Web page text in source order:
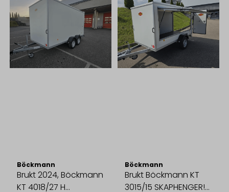
Böckmann
Brukt 2024, Böckmann
KT 4018/27 H
Böckmann
Brukt Böckmann KT
3015/15 SKAPHENGER!